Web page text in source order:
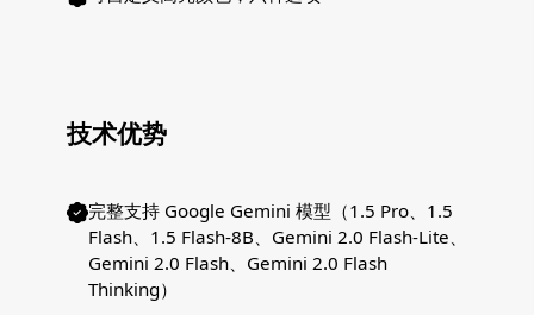
技术优势
完整支持 Google Gemini 模型（1.5 Pro、1.5
Flash、1.5 Flash-8B、Gemini 2.0 Flash-Lite、
Gemini 2.0 Flash、Gemini 2.0 Flash
Thinking）